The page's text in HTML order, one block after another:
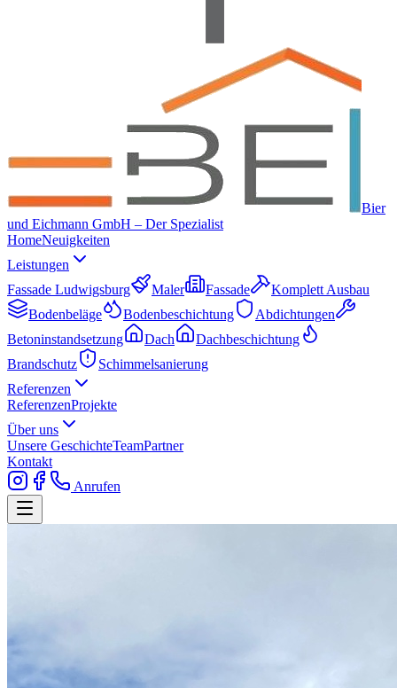
Bier
und Eichmann GmbH – Der Spezialist
HomeNeuigkeiten
Leistungen
Fassade Ludwigsburg
Maler Fassade
Komplett Ausbau
Bodenbeläge
Bodenbeschichtung
Abdichtungen
Betoninstandsetzung
Dach
Dachbeschichtung
Brandschutz
Schimmelsanierung
Referenzen
ReferenzenProjekte
Über uns
Unsere GeschichteTeamPartner
Kontakt
Anrufen